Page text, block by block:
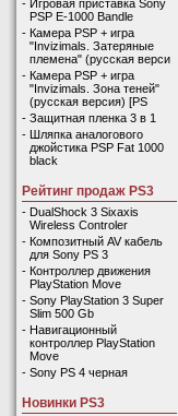
- Игровая приставка Sony
PSP E-1000 Bandle
- Камера PSP + игра
"Invizimals. Затеряные
племена" (русская верси
- Камера PSP + игра
"Invizimals. Зона теней"
(русская версия) [PS
- Защитная пленка 3 в 1
- Шляпка аналогового
джойстика PSP Fat 1000
black
Рейтинг продаж PS3
- DualShock 3 Sixaxis
Wireless Controler
- Композитный AV кабель
для Sony PS 3
- Контроллер движения
PlayStation Move
- Sony PlayStation 3 Super
Slim 500 Gb
- Навигационный
контроллер PlayStation
Move
- Sony PS 4 черная
Новинки PS3